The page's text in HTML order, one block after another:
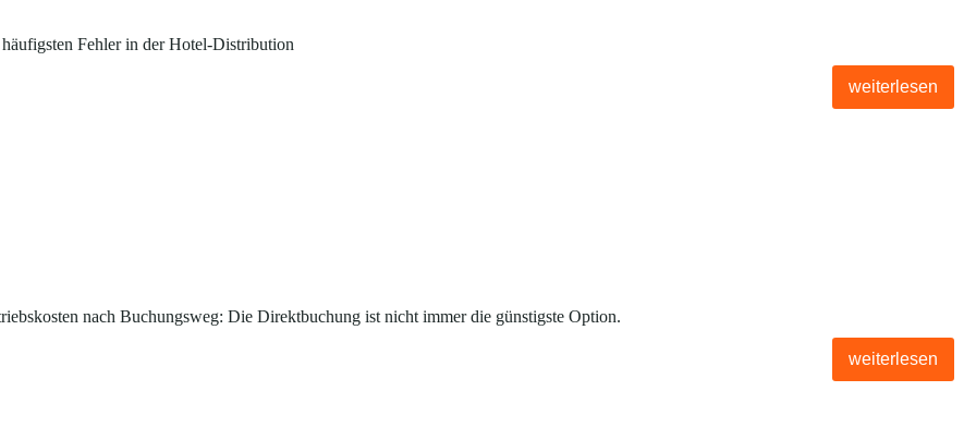
Fehler in der Hotel-Distribution
weiterlesen
nach Buchungsweg: Die Direktbuchung ist nicht immer die günstigste Option.
weiterlesen